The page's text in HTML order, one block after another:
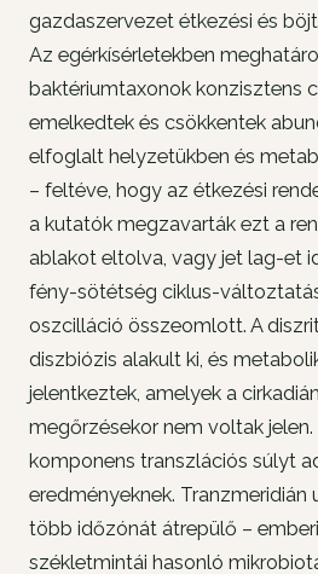
gazdaszervezet étkezési és
Az egérkísérletekben
baktériumtaxonok konzisztens
emelkedtek és csökkentek
elfoglalt helyzetükben és
– feltéve, hogy az étkezési
a kutatók megzavarták ezt a
ablakot eltolva, vagy jet lag-et
fény-sötétség ciklus-
oszcilláció összeomlott. A
diszbiózis alakult ki, és
jelentkeztek, amelyek a
megőrzésekor nem voltak jelen.
komponens transzlációs súlyt
eredményeknek. Tranzmeridián
több időzónát átrepülő –
székletmintái hasonló